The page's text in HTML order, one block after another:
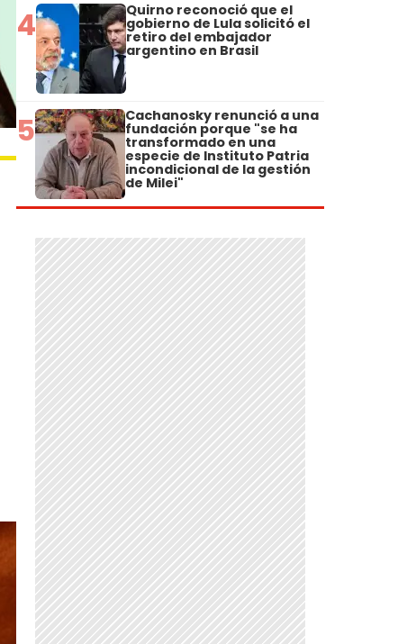
4 Quirno reconoció que el
gobierno de Lula solicitó el
retiro del embajador
argentino en Brasil
5 Cachanosky renunció a una
fundación porque "se ha
transformado en una
especie de Instituto Patria
incondicional de la gestión
de Milei"